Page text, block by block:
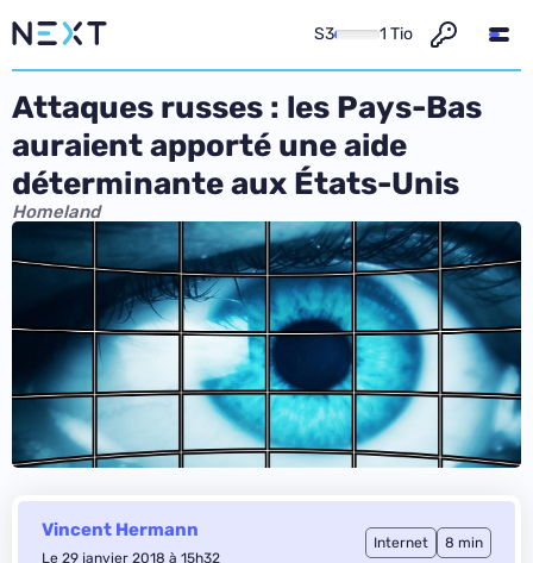
S3 1 Tio
Attaques russes : les Pays-Bas
auraient apporté une aide
déterminante aux États-Unis
Homeland
Vincent Hermann
Le 29 janvier 2018 à 15h32
Internet 8 min